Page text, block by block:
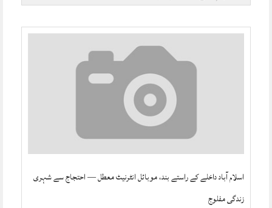
اسلام آباد داخلے کے راستے بند، موبائل انٹرنیٹ معطل — احتجاج سے شہری
زندگی مفلوج